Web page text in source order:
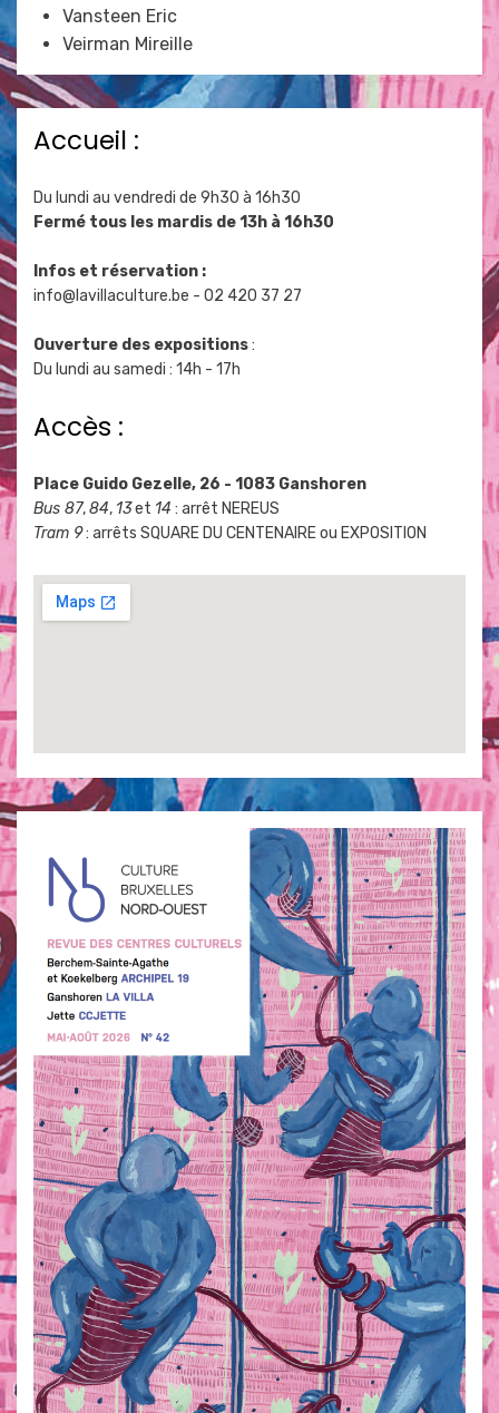
Vansteen Eric
Veirman Mireille
Accueil :
Du lundi au vendredi de 9h30 à 16h30
Fermé tous les mardis de 13h à 16h30
Infos et réservation :
info@lavillaculture.be - 02 420 37 27
Ouverture des expositions:
Du lundi au samedi : 14h - 17h
Accès :
Place Guido Gezelle, 26 - 1083 Ganshoren
Bus 87,84, 13et 14 : arrêt NEREUS
Tram 9: arrêts SQUARE DU CENTENAIRE ou EXPOSITION